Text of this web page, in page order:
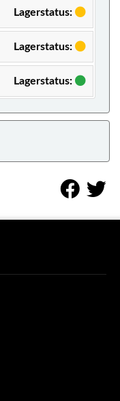
Lagerstatus:
Lagerstatus:
Lagerstatus: